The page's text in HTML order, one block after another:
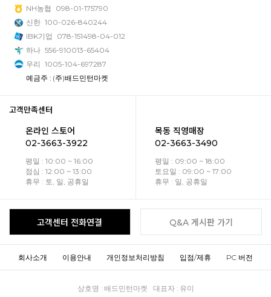
NH농협
098-01-175790
신한 100-026-840244
IBK기업
078-151498-04-012
하나 556-910013-65404
우리 1005-104-697287
예금주 : (주)배드민턴마켓
고객만족센터
온라인 스토어
02-3663-3922
평일 : 10:00 ~ 16:00
점심 : 12:00 ~ 13:00
휴무 : 토, 일, 공휴일
목동 직영매장
02-3663-3490
평일 : 09:00 ~ 18:00
토요일 : 09:00 ~ 17:00
휴무 : 일, 공휴일
고객센터 전화연결 Q&A 게시판 가기
회사소개 이용안내 개인정보처리방침 입점/제휴 PC 버전
상호명 : 배드민턴마켓 대표자 : 유미